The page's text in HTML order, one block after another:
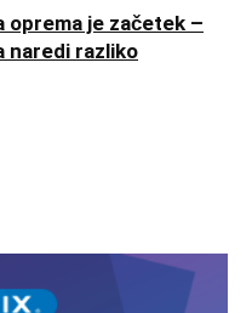
oprema je začetek –
naredi razliko